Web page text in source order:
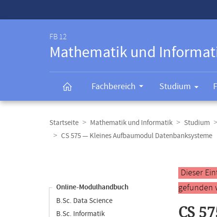
FB 12
Mathematik und
Fachbereich Studium
Navigation
Startseite Mathematik und Informatik Studium
CS 575 — Kleines Aufbaumodul Datenbanksysteme
Online-Modulhandbuch
B.Sc. Data Science
B.Sc. Informatik
Hauptinhalt
Dieser
gefunden
CS